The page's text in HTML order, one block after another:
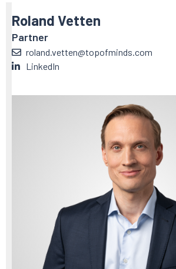
Roland Vetten
Partner
roland.vetten@topofminds.com
LinkedIn